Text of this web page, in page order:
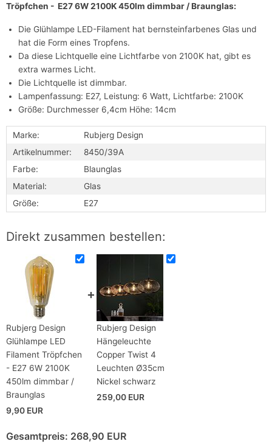
Tröpfchen - E27 6W 2100K 450lm dimmbar / Braunglas:
Die Glühlampe LED-Filament hat bernsteinfarbenes Glas und
hat die Form eines Tropfens.
Da diese Lichtquelle eine Lichtfarbe von 2100K hat, gibt es
extra warmes Licht.
Die Lichtquelle ist dimmbar.
Lampenfassung: E27, Leistung: 6 Watt, Lichtfarbe: 2100K
Größe: Durchmesser 6,4cm Höhe: 14cm
Marke:
Rubjerg Design
Artikelnummer:
8450/39A
Farbe:
Blaunglas
Material:
Glas
Größe:
E27
Direkt zusammen bestellen:
Rubjerg Design
Glühlampe LED
Filament Tröpfchen
- E27 6W 2100K
450lm dimmbar /
Braunglas
9,90 EUR
Rubjerg Design
Hängeleuchte
Copper Twist 4
Leuchten Ø35cm
Nickel schwarz
259,00 EUR
Gesamtpreis: 268,90 EUR